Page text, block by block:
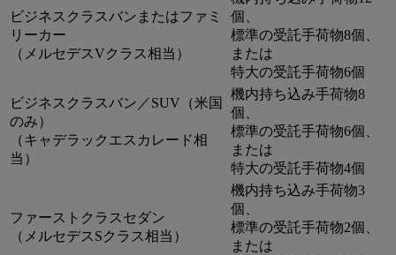
ビジネスクラスバンまたはファミ
リーカー
（メルセデスVクラス相当）
個、
標準の受託手荷物8個、
または
特大の受託手荷物6個
ビジネスクラスバン／SUV（米国
のみ）
（キャデラックエスカレード相
当）
機内持ち込み手荷物8
個、
標準の受託手荷物6個、
または
特大の受託手荷物4個
ファーストクラスセダン
（メルセデスSクラス相当）
機内持ち込み手荷物3
個、
標準の受託手荷物2個、
または